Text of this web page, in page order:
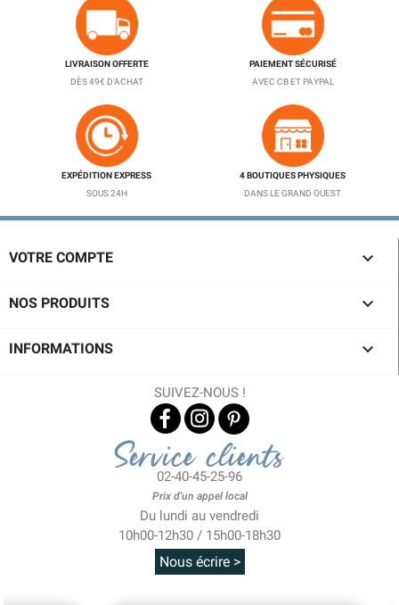
LIVRAISON OFFERTE
DÈS 49€ D'ACHAT
PAIEMENT SÉCURISÉ
AVEC CB ET PAYPAL
EXPÉDITION EXPRESS
SOUS 24H
4 BOUTIQUES PHYSIQUES
DANS LE GRAND OUEST
VOTRE COMPTE 
NOS PRODUITS 
INFORMATIONS 
SUIVEZ-NOUS !
Service clients
02-40-45-25-96
Prix d'un appel local
Du lundi au vendredi
10h00-12h30 / 15h00-18h30
Nous écrire >